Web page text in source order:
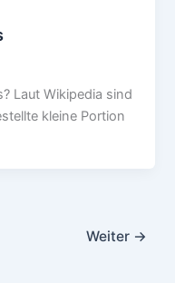
Laut Wikipedia sind
kleine Portion
Weiter →